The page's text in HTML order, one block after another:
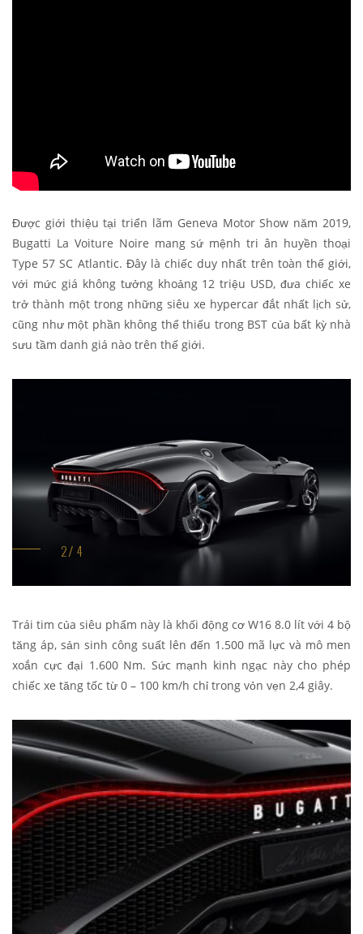
Được giới thiệu tại triển lãm Geneva Motor Show năm 2019,
Bugatti La Voiture Noire mang sứ mệnh tri ân huyền thoại
Type 57 SC Atlantic. Đây là chiếc duy nhất trên toàn thế giới,
với mức giá không tưởng khoảng 12 triệu USD, đưa chiếc xe
trở thành một trong những siêu xe hypercar đắt nhất lịch sử,
cũng như một phần không thể thiếu trong BST của bất kỳ nhà
sưu tầm danh giá nào trên thế giới.
Trái tim của siêu phẩm này là khối động cơ W16 8.0 lít với 4 bộ
tăng áp, sản sinh công suất lên đến 1.500 mã lực và mô men
xoắn cực đại 1.600 Nm. Sức mạnh kinh ngạc này cho phép
chiếc xe tăng tốc từ 0 – 100 km/h chỉ trong vỏn vẹn 2,4 giây.